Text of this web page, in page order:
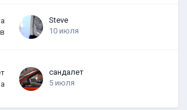
Steve
10 июля
сандалет
5 июля